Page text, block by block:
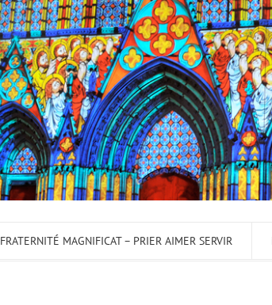
FRATERNITÉ MAGNIFICAT – PRIER AIMER SERVIR